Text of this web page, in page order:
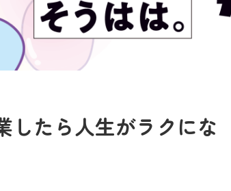
したら人生がラクにな